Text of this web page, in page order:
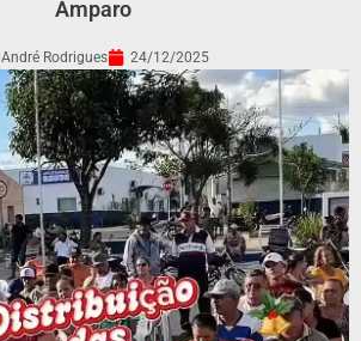
Amparo
André Rodrigues 24/12/2025